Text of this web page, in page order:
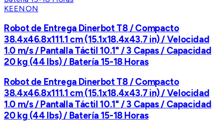
KEENON
Robot de Entrega Dinerbot T8 / Compacto
38.4x46.8x111.1 cm (15.1x18.4x43.7 in) / Velocidad
1.0 m/s / Pantalla Táctil 10.1" / 3 Capas / Capacidad
20 kg (44 lbs) / Batería 15-18 Horas
Robot de Entrega Dinerbot T8 / Compacto
38.4x46.8x111.1 cm (15.1x18.4x43.7 in) / Velocidad
1.0 m/s / Pantalla Táctil 10.1" / 3 Capas / Capacidad
20 kg (44 lbs) / Batería 15-18 Horas